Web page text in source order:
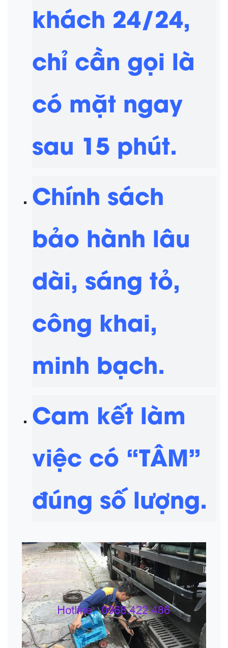
khách 24/24,
chỉ cần gọi là
có mặt ngay
sau 15 phút.
Chính sách
bảo hành lâu
dài, sáng tỏ,
công khai,
minh bạch.
Cam kết làm
việc có “TÂM”
đúng số lượng.